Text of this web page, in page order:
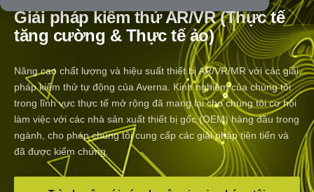
Giải pháp kiểm thử AR/VR (Thực tế
tăng cường & Thực tế ảo)
Nâng cao chất lượng và hiệu suất thiết bị AR/VR/MR với các giải
pháp kiểm thử tự động của Averna. Kinh nghiệm của chúng tôi
trong lĩnh vực thực tế mở rộng đã mang lại cho chúng tôi cơ hội
làm việc với các nhà sản xuất thiết bị gốc (OEM) hàng đầu trong
ngành, cho phép chúng tôi cung cấp các giải pháp tiên tiến và
đã được kiểm chứng.